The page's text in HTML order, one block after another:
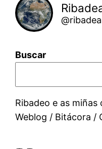
Buscar
Ribadeo e as
Weblog / Bitácora /